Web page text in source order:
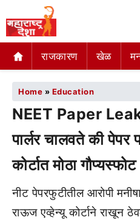
राजकारण खेळ
Home » Education
NEET Paper Leak:
पार्लर चालवते की
कोर्टात मोठा गौप्यस्फोट
नीट पेपरफुटीतील आरोपी
राऊज एव्हेन्यू कोर्टाने राखून